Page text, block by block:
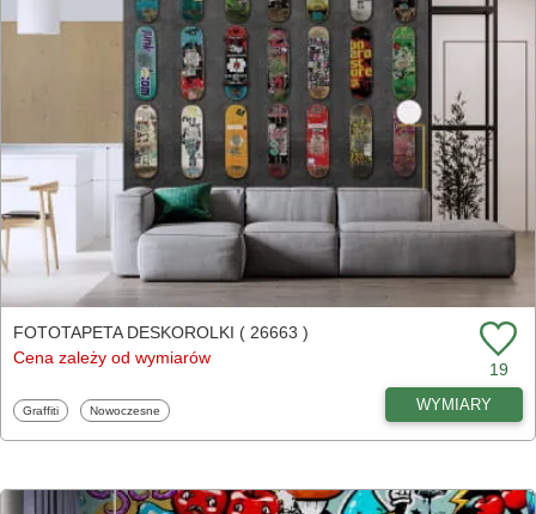
FOTOTAPETA DESKOROLKI ( 26663 )
Cena zależy od wymiarów
19
Fototapety
Graffiti Fototapety
Nowoczesne WYMIARY